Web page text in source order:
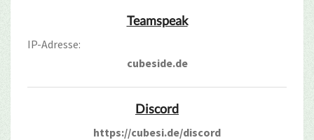
Teamspeak
IP-Adresse:
cubeside.de
Discord
https://cubesi.de/discord